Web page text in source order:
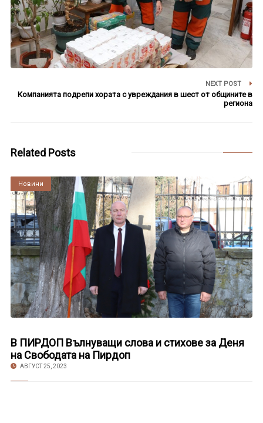
NEXT POST
Компанията подрепи хората с увреждания в шест от общините в
региона
Related Posts
Култура
Новини
В ПИРДОП Вълнуващи слова и стихове за Деня
на Свободата на Пирдоп
АВГУСТ 25, 2023